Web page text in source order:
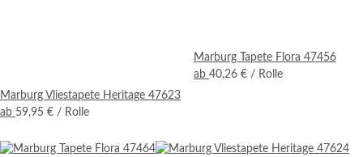
Marburg Vliestapete Heritage 47623
ab 59,95 € / Rolle
Marburg Tapete Flora 47456
ab 40,26 € / Rolle